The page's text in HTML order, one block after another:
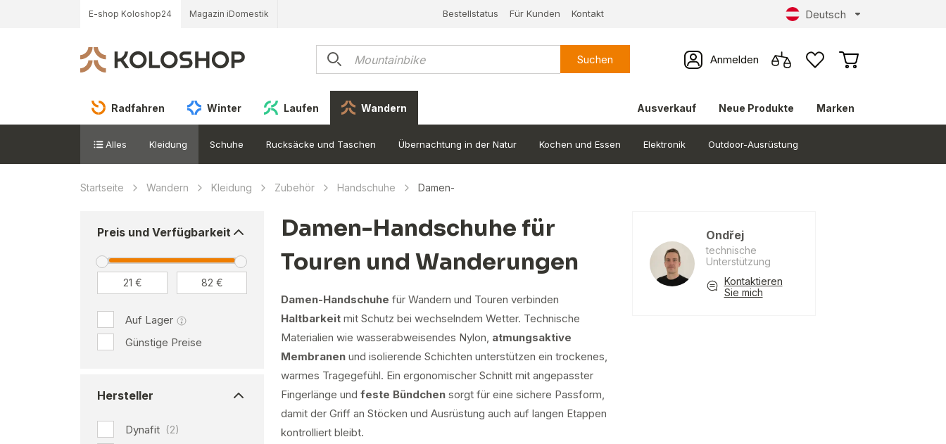
E-shop Koloshop24 Magazin iDomestik Bestellstatus Für Kunden Kontakt Deutsch
Suchen Anmelden
Radfahren Winter Laufen Wandern Ausverkauf Neue Produkte Marken
Alles Kleidung Schuhe Rucksäcke und Taschen Übernachtung in der Natur Kochen und Essen Elektronik Outdoor-Ausrüstung
Startseite Wandern Kleidung Zubehör Handschuhe Damen-
Preis und Verfügbarkeit
Auf Lager
Günstige Preise
Hersteller
Dynafit (2)
Damen-Handschuhe für
Touren und Wanderungen
Damen-Handschuhe für Wandern und Touren verbinden
Haltbarkeit mit Schutz bei wechselndem Wetter. Technische
Materialien wie wasserabweisendes Nylon, atmungsaktive
Membranen und isolierende Schichten unterstützen ein trockenes,
warmes Tragegefühl. Ein ergonomischer Schnitt mit angepasster
Fingerlänge und feste Bündchen sorgt für eine sichere Passform,
damit der Griff an Stöcken und Ausrüstung auch auf langen Etappen
kontrolliert bleibt.
Ondřej
technische
Unterstützung
Kontaktieren
Sie mich